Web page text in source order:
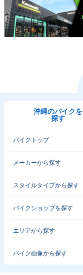
2015年 Ninja 400 A
n・カラーチェンジ
2014年 Ninja 400
沖縄のバイクを
探す
バイクトップ
メーカーから探す
スタイルタイプから探す
バイクショップを探す
エリアから探す
バイク画像から探す